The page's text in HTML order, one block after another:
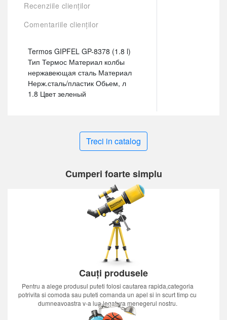
Recenziile clienților
Comentariile clienților
Termos GIPFEL GP-8378 (1.8 l)
Тип Термос Материал колбы
нержавеющая сталь Материал
Нерж.сталь/пластик Обьем, л
1.8 Цвет зеленый
Treci in catalog
Cumperi foarte simplu
Cauți produsele
Pentru a alege produsul puteti folosi cautarea rapida,categoria
potrivita si comoda sau puteti comanda un apel si in scurt timp cu
dumneavoastra v-a lua legatura menegerul nostru.